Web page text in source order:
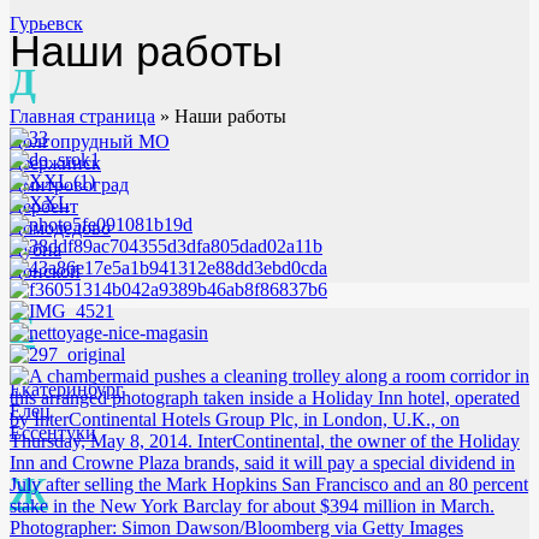
Гурьевск
Д
Долгопрудный МО
Дзержинск
Дмитровоград
Дербент
Домодедово
Дубна
Донской
Е
Екатеринбург
Елец
Ессентуки
Ж
Наши работы
Главная страница » Наши работы